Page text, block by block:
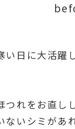
い日に大活
つれをお直し
いシミがあ